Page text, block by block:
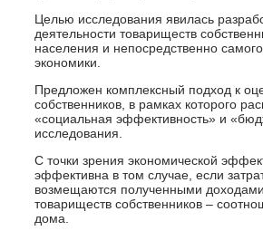
Целью исследования явилась
деятельности товариществ
населения и непосредственно
экономики.
Предложен комплексный подход к
собственников, в рамках которого
«социальная эффективность» и
исследования.
С точки зрения экономической
эффективна в том случае, если
возмещаются полученными
товариществ собственников –
дома.